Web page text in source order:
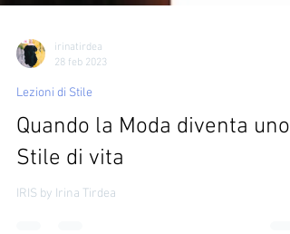
irinatirdea
28 feb 2023
Lezioni di Stile
Quando la Moda diventa uno
Stile di vita